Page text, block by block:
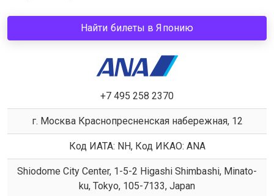
Найти билеты в Японию
+7 495 258 2370
г. Москва Краснопресненская набережная, 12
Код ИАТА: NH, Код ИКАО: ANA
Shiodome City Center, 1-5-2 Higashi Shimbashi, Minato-
ku, Tokyo, 105-7133, Japan